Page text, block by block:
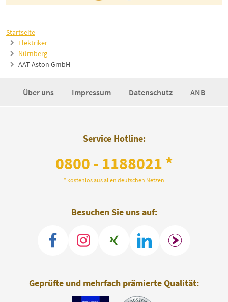
Startseite
Elektriker
Nürnberg
AAT Aston GmbH
Über uns Impressum Datenschutz ANB
Service Hotline:
0800 - 1188021 *
* kostenlos aus allen deutschen Netzen
Besuchen Sie uns auf:
Geprüfte und mehrfach prämierte Qualität: